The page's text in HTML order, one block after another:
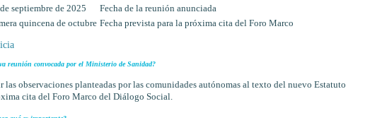
septiembre de 2025
Fecha de la reunión anunciada
quincena de octubre Fecha prevista para la próxima cita del Foro Marco
reunión convocada por el Ministerio de Sanidad?
observaciones planteadas por las comunidades autónomas al texto del nuevo Estatuto
cita del Foro Marco del Diálogo Social.